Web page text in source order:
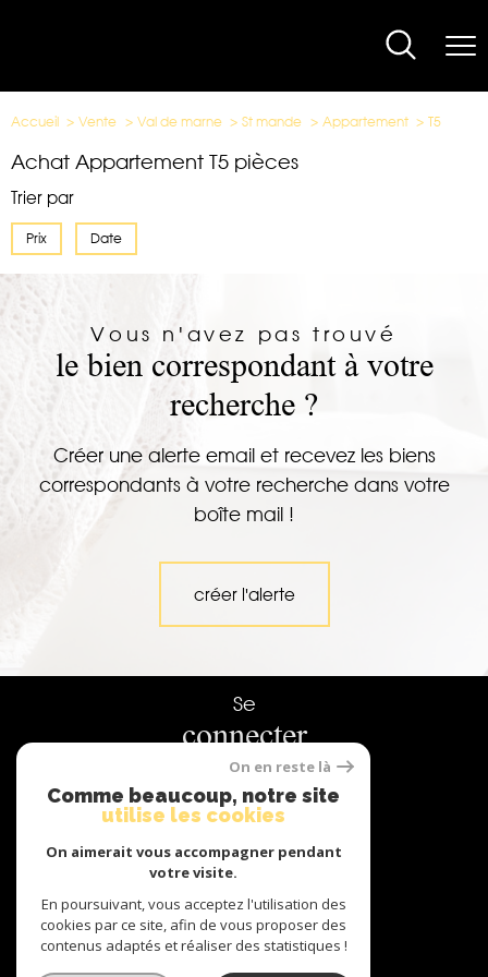
Accueil Vente Val de marne St mande Appartement T5
Achat Appartement T5 pièces
Trier par
Prix Date
Vous n'avez pas trouvé
le bien correspondant à votre
recherche ?
Créer une alerte email et recevez les biens
correspondants à votre recherche dans votre
boîte mail !
créer l'alerte
Se
connecter
espace propriétaire
Nous
adhérons
On en reste là
Comme beaucoup, notre site
utilise les cookies
On aimerait vous accompagner pendant
votre visite.
En poursuivant, vous acceptez l'utilisation des
cookies par ce site, afin de vous proposer des
contenus adaptés et réaliser des statistiques !